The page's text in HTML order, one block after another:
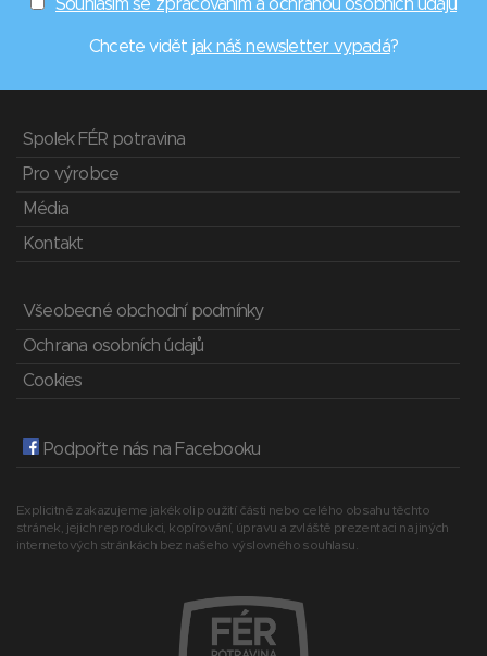
Souhlasím se zpracováním a ochranou osobních údajů
Chcete vidět jak náš newsletter vypadá?
Spolek FÉR potravina
Pro výrobce
Média
Kontakt
Všeobecné obchodní podmínky
Ochrana osobních údajů
Cookies
Podpořte nás na Facebooku
Explicitně zakazujeme jakékoli použití části nebo celého obsahu těchto
stránek, jejich reprodukci, kopírování, úpravu a zvláště prezentaci na jiných
internetových stránkách bez našeho výslovného souhlasu.